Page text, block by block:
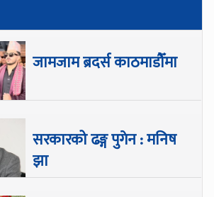
जामजाम ब्रदर्स काठमाडौँमा
सरकारको ढङ्ग पुगेन : मनिष
झा